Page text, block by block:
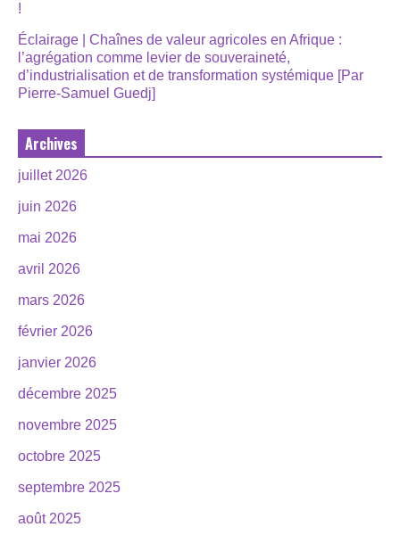
!
Éclairage | Chaînes de valeur agricoles en Afrique :
l’agrégation comme levier de souveraineté,
d’industrialisation et de transformation systémique [Par
Pierre-Samuel Guedj]
Archives
juillet 2026
juin 2026
mai 2026
avril 2026
mars 2026
février 2026
janvier 2026
décembre 2025
novembre 2025
octobre 2025
septembre 2025
août 2025